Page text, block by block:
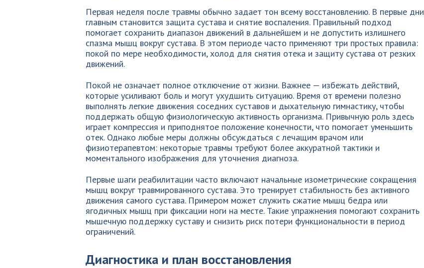
Первая неделя после травмы обычно задает тон всему восстановлению. В первые дни
главным становится защита сустава и снятие воспаления. Правильный подход
помогает сохранить диапазон движений в дальнейшем и не допустить излишнего
спазма мышц вокруг сустава. В этом периоде часто применяют три простых правила:
покой по мере необходимости, холод для снятия отека и защиту сустава от резких
движений.
Покой не означает полное отключение от жизни. Важнее — избежать действий,
которые усиливают боль и могут ухудшить ситуацию. Время от времени полезно
выполнять легкие движения соседних суставов и дыхательную гимнастику, чтобы
поддержать общую физиологическую активность организма. Привычную роль здесь
играет компрессия и приподнятое положение конечности, что помогает уменьшить
отек. Однако любые меры должны обсуждаться с лечащим врачом или
физиотерапевтом: некоторые травмы требуют более аккуратной тактики и
моментального изображения для уточнения диагноза.
Первые шаги реабилитации часто включают начальные изометрические сокращения
мышц вокруг травмированного сустава. Это тренирует стабильность без активного
движения самого сустава. Примером может служить сжатие мышц бедра или
ягодичных мышц при фиксации ноги на месте. Такие упражнения помогают сохранить
мышечную поддержку суставу и снизить риск потери функциональности в период
ограничений.
Диагностика и план восстановления